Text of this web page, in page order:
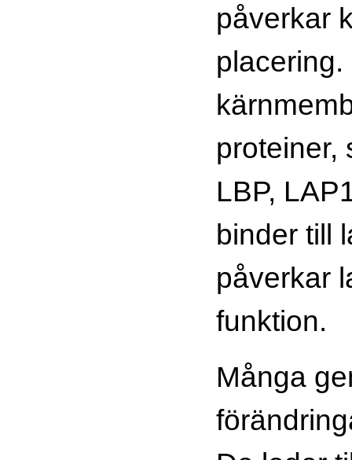
påverkar
proteiner,
LBP,
binder till
påverkar
funktion.
Många